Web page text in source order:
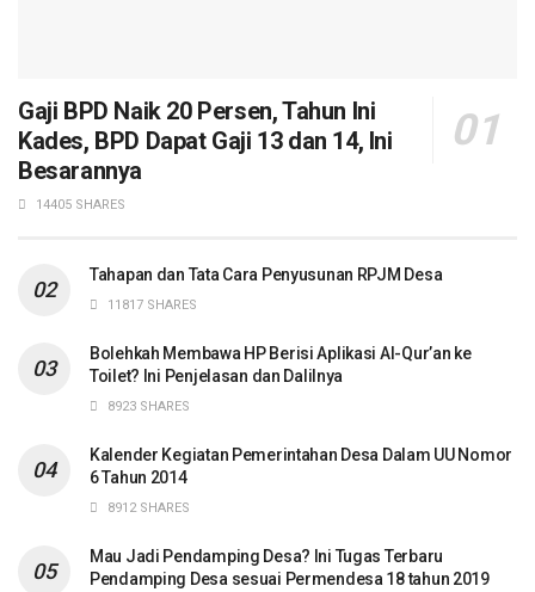
Gaji BPD Naik 20 Persen, Tahun Ini
Kades, BPD Dapat Gaji 13 dan 14, Ini
Besarannya
14405 SHARES
Tahapan dan Tata Cara Penyusunan RPJM Desa
11817 SHARES
Bolehkah Membawa HP Berisi Aplikasi Al-Qur’an ke
Toilet? Ini Penjelasan dan Dalilnya
8923 SHARES
Kalender Kegiatan Pemerintahan Desa Dalam UU Nomor
6 Tahun 2014
8912 SHARES
Mau Jadi Pendamping Desa? Ini Tugas Terbaru
Pendamping Desa sesuai Permendesa 18 tahun 2019